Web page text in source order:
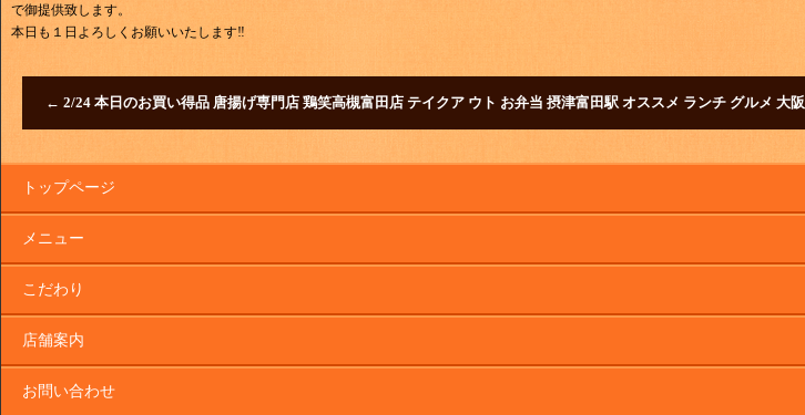
で御提供致します。
本日も１日よろしくお願いいたします‼
← 2/24 本日のお買い得品 唐揚げ専門店 鶏笑高槻富田店 テイクア ウト お弁当 摂津富田駅 オススメ ランチ グルメ 大阪
トップページ
メニュー
こだわり
店舗案内
お問い合わせ